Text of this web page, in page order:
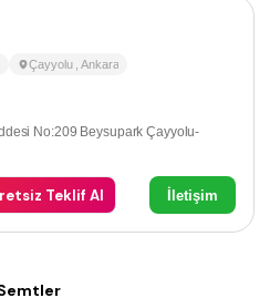
Çayyolu ,Ankara
No:209 Beysupark Çayyolu-
Teklif Al İletişim